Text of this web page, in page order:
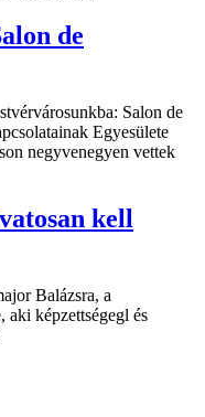
de
Salon de
Egyesülete
negyvenegyen vettek
kell
Balázsra, a
aki képzettségegl és